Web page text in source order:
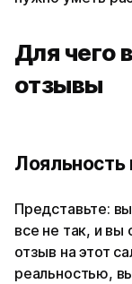
Для чего
отзывы
Лояльность
Представьте:
все не так, и вы
отзыв на этот
реальностью,